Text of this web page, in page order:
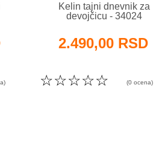
Kelin tajni dnevnik za
devojčicu - 34024
2.490,00 RSD
☆
☆
☆
☆
☆ (0 ocena)